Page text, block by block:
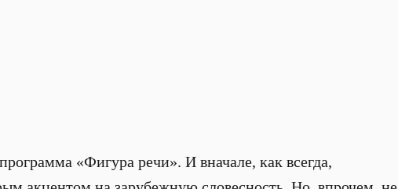
«Фигура речи». И вначале, как всегда,